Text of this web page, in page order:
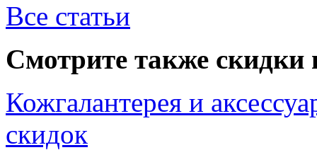
Все статьи
Смотрите также скидки
Кожгалантерея и
скидок